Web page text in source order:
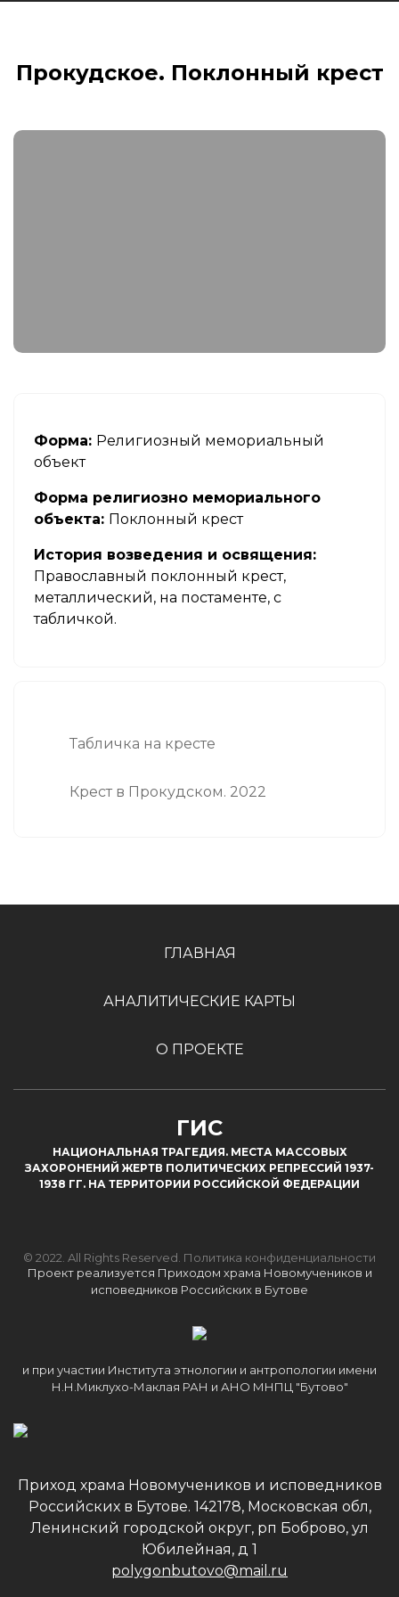
Прокудское. Поклонный крест
Форма: Религиозный мемориальный
объект
Форма религиозно мемориального
объекта: Поклонный крест
История возведения и освящения:
Православный поклонный крест,
металлический, на постаменте, с
табличкой.
Табличка на кресте
Крест в Прокудском. 2022
ГЛАВНАЯ
АНАЛИТИЧЕСКИЕ КАРТЫ
О ПРОЕКТЕ
ГИС
НАЦИОНАЛЬНАЯ ТРАГЕДИЯ. МЕСТА МАССОВЫХ
ЗАХОРОНЕНИЙ ЖЕРТВ ПОЛИТИЧЕСКИХ РЕПРЕССИЙ 1937-
1938 ГГ. НА ТЕРРИТОРИИ РОССИЙСКОЙ ФЕДЕРАЦИИ
© 2022. All Rights Reserved. Политика конфиденциальности
Проект реализуется Приходом храма Новомучеников и
исповедников Российских в Бутове
и при участии Института этнологии и антропологии имени
Н.Н.Миклухо-Маклая РАН и АНО МНПЦ "Бутово"
Приход храма Новомучеников и исповедников
Российских в Бутове. 142178, Московская обл,
Ленинский городской округ, рп Боброво, ул
Юбилейная, д 1
polygonbutovo@mail.ru